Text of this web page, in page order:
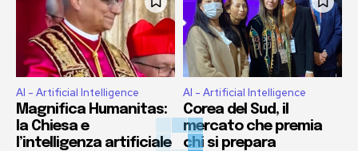
AI - Artificial Intelligence
Magnifica Humanitas:
la Chiesa e
l’intelligenza artificiale
AI - Artificial Intelligence
Corea del Sud, il
mercato che premia
chi si prepara